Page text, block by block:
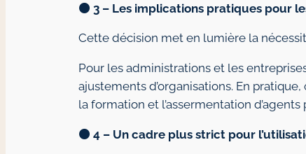
🟠 3 – Les implications pratiques pour
Cette décision met en lumière la
Pour les administrations et les
ajustements d’organisations. En
la formation et l’assermentation
🟠 4 – Un cadre plus strict pour